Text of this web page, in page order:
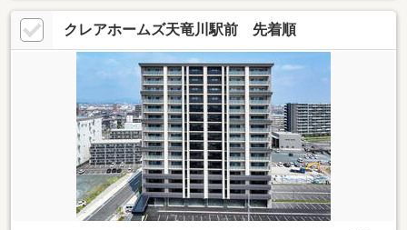
クレアホームズ天竜川駅前 先着順